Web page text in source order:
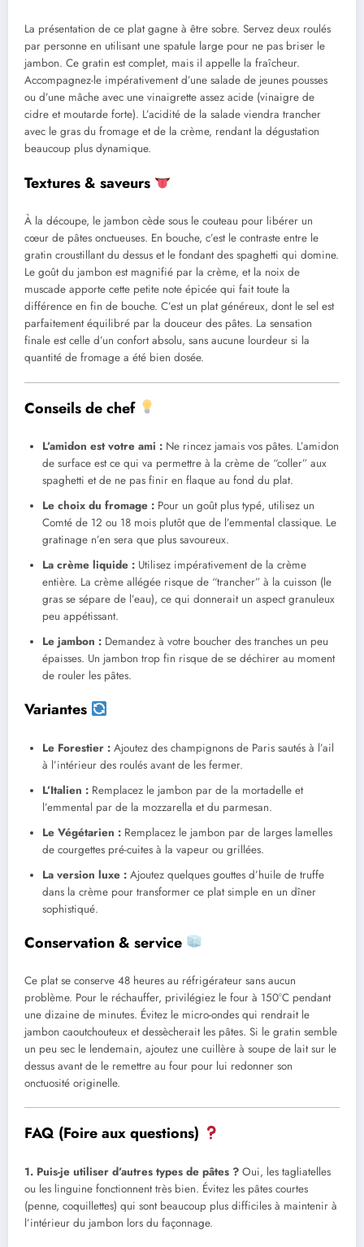
La présentation de ce plat gagne à être sobre. Servez deux roulés
par personne en utilisant une spatule large pour ne pas briser le
jambon. Ce gratin est complet, mais il appelle la fraîcheur.
Accompagnez-le impérativement d’une salade de jeunes pousses
ou d’une mâche avec une vinaigrette assez acide (vinaigre de
cidre et moutarde forte). L’acidité de la salade viendra trancher
avec le gras du fromage et de la crème, rendant la dégustation
beaucoup plus dynamique.
Textures & saveurs
À la découpe, le jambon cède sous le couteau pour libérer un
cœur de pâtes onctueuses. En bouche, c’est le contraste entre le
gratin croustillant du dessus et le fondant des spaghetti qui domine.
Le goût du jambon est magnifié par la crème, et la noix de
muscade apporte cette petite note épicée qui fait toute la
différence en fin de bouche. C’est un plat généreux, dont le sel est
parfaitement équilibré par la douceur des pâtes. La sensation
finale est celle d’un confort absolu, sans aucune lourdeur si la
quantité de fromage a été bien dosée.
Conseils de chef
L’amidon est votre ami : Ne rincez jamais vos pâtes. L’amidon
de surface est ce qui va permettre à la crème de “coller” aux
spaghetti et de ne pas finir en flaque au fond du plat.
Le choix du fromage : Pour un goût plus typé, utilisez un
Comté de 12 ou 18 mois plutôt que de l’emmental classique. Le
gratinage n’en sera que plus savoureux.
La crème liquide : Utilisez impérativement de la crème
entière. La crème allégée risque de “trancher” à la cuisson (le
gras se sépare de l’eau), ce qui donnerait un aspect granuleux
peu appétissant.
Le jambon : Demandez à votre boucher des tranches un peu
épaisses. Un jambon trop fin risque de se déchirer au moment
de rouler les pâtes.
Variantes
Le Forestier : Ajoutez des champignons de Paris sautés à l’ail
à l’intérieur des roulés avant de les fermer.
L’Italien : Remplacez le jambon par de la mortadelle et
l’emmental par de la mozzarella et du parmesan.
Le Végétarien : Remplacez le jambon par de larges lamelles
de courgettes pré-cuites à la vapeur ou grillées.
La version luxe : Ajoutez quelques gouttes d’huile de truffe
dans la crème pour transformer ce plat simple en un dîner
sophistiqué.
Conservation & service
Ce plat se conserve 48 heures au réfrigérateur sans aucun
problème. Pour le réchauffer, privilégiez le four à 150°C pendant
une dizaine de minutes. Évitez le micro-ondes qui rendrait le
jambon caoutchouteux et dessècherait les pâtes. Si le gratin semble
un peu sec le lendemain, ajoutez une cuillère à soupe de lait sur le
dessus avant de le remettre au four pour lui redonner son
onctuosité originelle.
FAQ (Foire aux questions)
1. Puis-je utiliser d’autres types de pâtes ? Oui, les tagliatelles
ou les linguine fonctionnent très bien. Évitez les pâtes courtes
(penne, coquillettes) qui sont beaucoup plus difficiles à maintenir à
l’intérieur du jambon lors du façonnage.